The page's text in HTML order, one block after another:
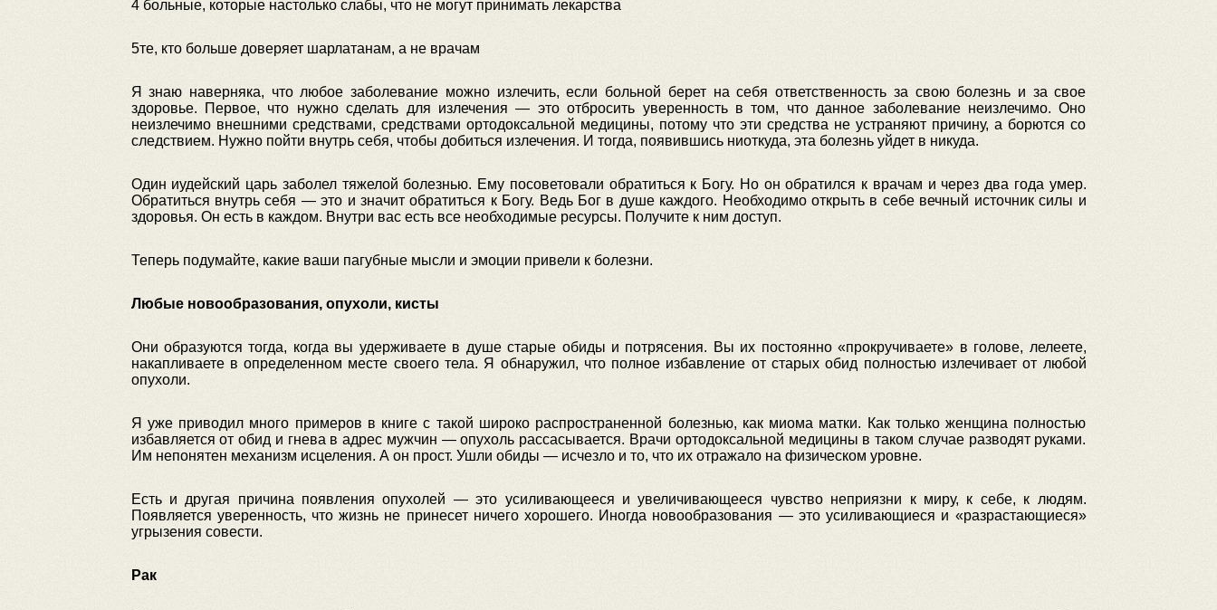
4 больные, которые настолько слабы, что не могут принимать лекарства
5те, кто больше доверяет шарлатанам, а не врачам
Я знаю наверняка, что любое заболевание можно излечить, если больной берет на себя ответственность за свою болезнь и за свое
здоровье. Первое, что нужно сделать для излечения — это отбросить уверенность в том, что данное заболевание неизлечимо. Оно
неизлечимо внешними средствами, средствами ортодоксальной медицины, потому что эти средства не устраняют причину, а борются со
следствием. Нужно пойти внутрь себя, чтобы добиться излечения. И тогда, появившись ниоткуда, эта болезнь уйдет в никуда.
Один иудейский царь заболел тяжелой болезнью. Ему посоветовали обратиться к Богу. Но он обратился к врачам и через два года умер.
Обратиться внутрь себя — это и значит обратиться к Богу. Ведь Бог в душе каждого. Необходимо открыть в себе вечный источник силы и
здоровья. Он есть в каждом. Внутри вас есть все необходимые ресурсы. Получите к ним доступ.
Теперь подумайте, какие ваши пагубные мысли и эмоции привели к болезни.
Любые новообразования, опухоли, кисты
Они образуются тогда, когда вы удерживаете в душе старые обиды и потрясения. Вы их постоянно «прокручиваете» в голове, лелеете,
накапливаете в определенном месте своего тела. Я обнаружил, что полное избавление от старых обид полностью излечивает от любой
опухоли.
Я уже приводил много примеров в книге с такой широко распространенной болезнью, как миома матки. Как только женщина полностью
избавляется от обид и гнева в адрес мужчин — опухоль рассасывается. Врачи ортодоксальной медицины в таком случае разводят руками.
Им непонятен механизм исцеления. А он прост. Ушли обиды — исчезло и то, что их отражало на физическом уровне.
Есть и другая причина появления опухолей — это усиливающееся и увеличивающееся чувство неприязни к миру, к себе, к людям.
Появляется уверенность, что жизнь не принесет ничего хорошего. Иногда новообразования — это усиливающиеся и «разрастающиеся»
угрызения совести.
Рак